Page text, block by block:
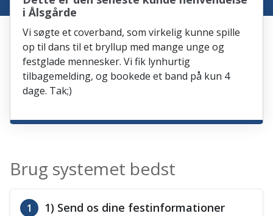
i Ålsgårde
Vi søgte et coverband, som virkelig kunne spille
op til dans til et bryllup med mange unge og
festglade mennesker. Vi fik lynhurtig
tilbagemelding, og bookede et band på kun 4
dage. Tak;)
Brug systemet bedst
1 1) Send os dine festinformationer